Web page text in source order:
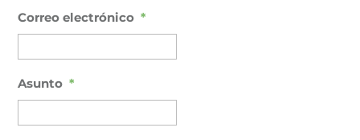
Correo electrónico *
Asunto *